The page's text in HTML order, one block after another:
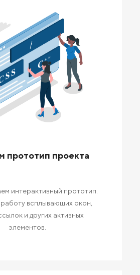
прототип проекта
интерактивный прототип.
всплывающих окон,
и других активных
элементов.